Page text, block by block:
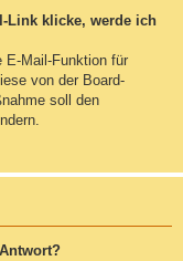
Link klicke, werde ich
E-Mail-Funktion für
von der Board-
soll den